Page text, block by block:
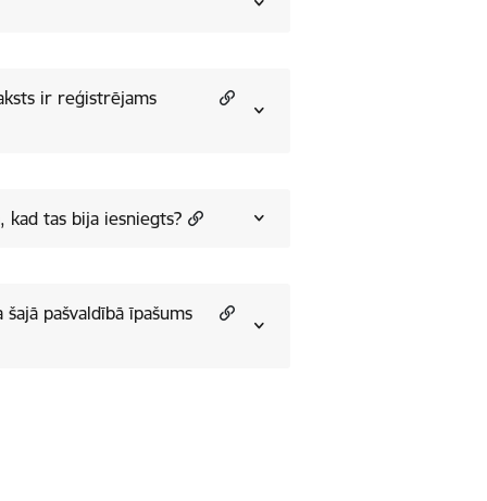
ir reģistrējams
kad tas bija iesniegts?
pašvaldībā īpašums